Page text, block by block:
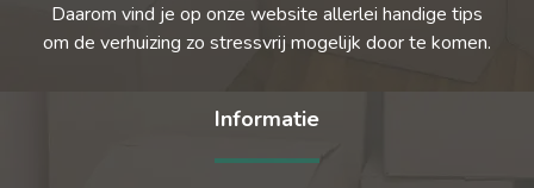
Daarom vind je op onze website allerlei handige tips
om de verhuizing zo stressvrij mogelijk door te komen.
Informatie